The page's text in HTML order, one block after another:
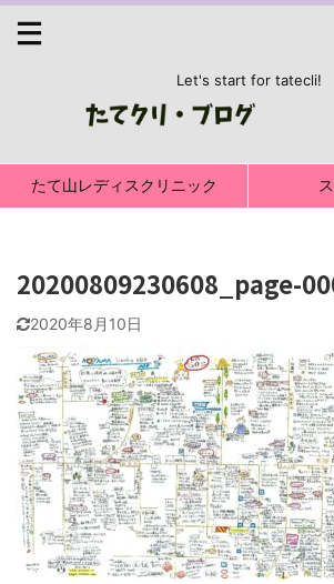
Let's start for tatecli!
たて山レディスクリニック
20200809230608_page-
2020年8月10日